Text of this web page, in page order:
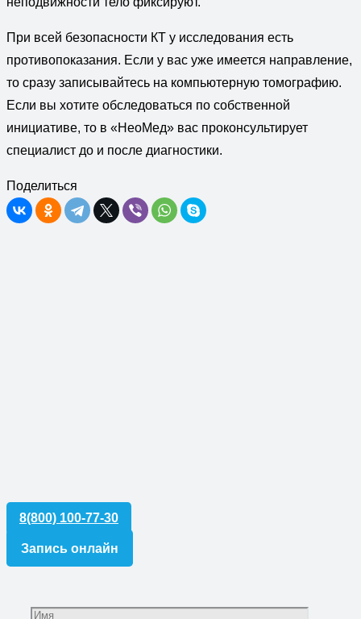
При всей безопасности КТ у исследования есть
противопоказания. Если у вас уже имеется направление,
то сразу записывайтесь на компьютерную томографию.
Если вы хотите обследоваться по собственной
инициативе, то в «НеоМед» вас проконсультирует
специалист до и после диагностики.
Поделиться
8(800) 100-77-30
Запись онлайн